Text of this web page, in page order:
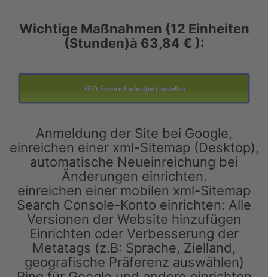
Wichtige Maßnahmen (12 Einheiten
(Stunden)à 63,84 € ):
SEO-Service Einheit(en) bestellen
Anmeldung der Site bei Google,
einreichen einer xml-Sitemap (Desktop),
automatische Neueinreichung bei
Änderungen einrichten.
einreichen einer mobilen xml-Sitemap
Search Console-Konto einrichten: Alle
Versionen der Website hinzufügen
Einrichten oder Verbesserung der
Metatags (z.B: Sprache, Zielland,
geografische Präferenz auswählen)